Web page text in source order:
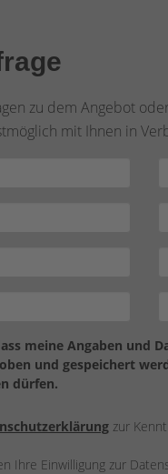
zu dem Angebot
mit Ihnen in
meine Angaben und
und gespeichert
dürfen.
zur
Ihre Einwilligung zur